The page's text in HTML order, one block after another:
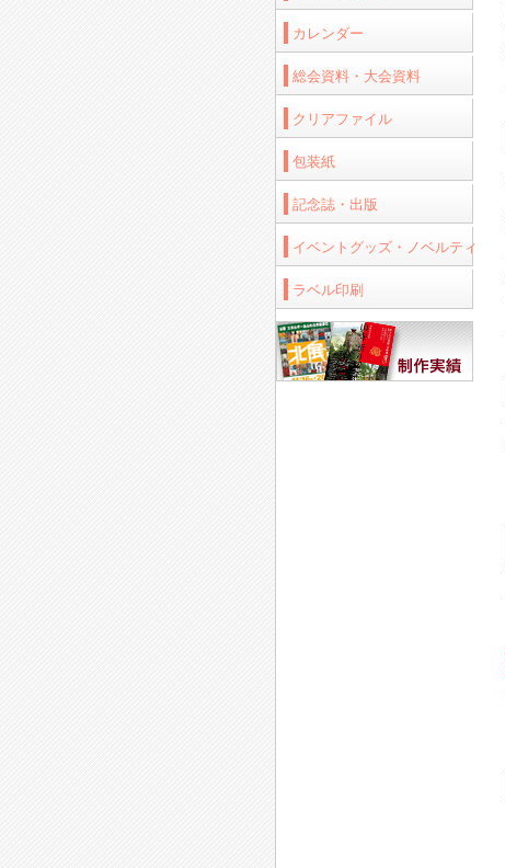
カレンダー
総会資料・大会資料
クリアファイル
包装紙
記念誌・出版
イベントグッズ・ノベルティ
ラベル印刷